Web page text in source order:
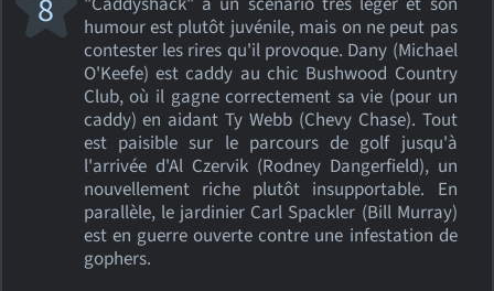
humour est plutôt juvénile, mais on ne peut pas
contester les rires qu'il provoque. Dany (Michael
O'Keefe) est caddy au chic Bushwood Country
Club, où il gagne correctement sa vie (pour un
caddy) en aidant Ty Webb (Chevy Chase). Tout
est paisible sur le parcours de golf jusqu'à
l'arrivée d'Al Czervik (Rodney Dangerfield), un
nouvellement riche plutôt insupportable. En
parallèle, le jardinier Carl Spackler (Bill Murray)
est en guerre ouverte contre une infestation de
gophers.
8